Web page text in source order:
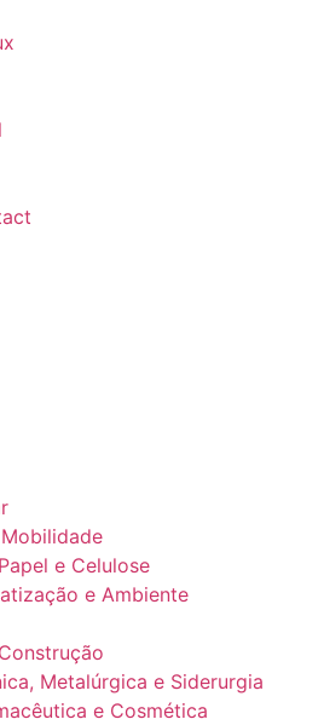
e Celulose
e Ambiente
Metalúrgica e Siderurgia
e Cosmética